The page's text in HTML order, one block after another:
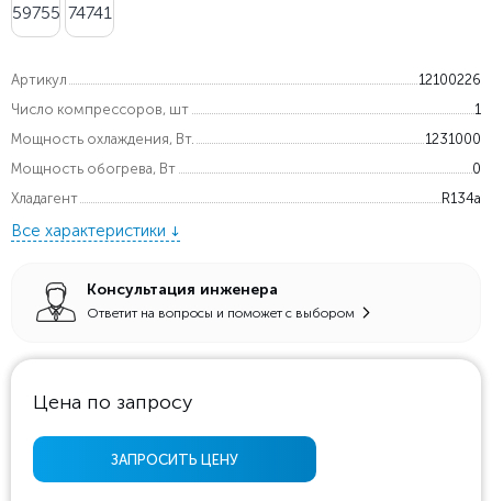
59755 74741
Артикул
12100226
Число компрессоров, шт
1
Мощность охлаждения, Вт.
1231000
Мощность обогрева, Вт
0
Хладагент
R134a
Все характеристики
Консультация инженера
Ответит на вопросы и поможет с выбором
Цена по запросу
ЗАПРОСИТЬ ЦЕНУ